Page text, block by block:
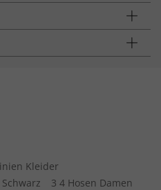
Kleider
3 4 Hosen Damen